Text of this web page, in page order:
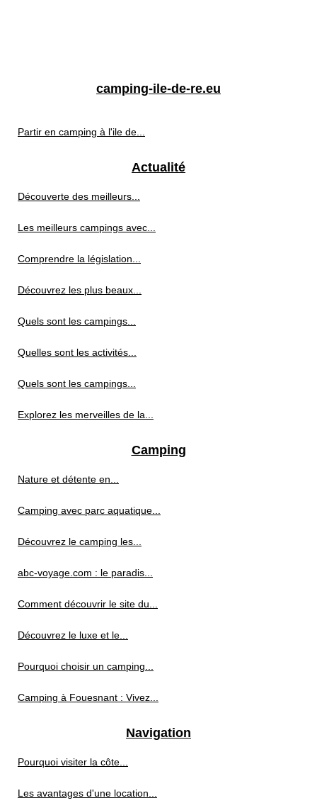
camping-ile-de-re.eu
Partir en camping à l'ile de...
Actualité
Découverte des meilleurs...
Les meilleurs campings avec...
Comprendre la législation...
Découvrez les plus beaux...
Quels sont les campings...
Quelles sont les activités...
Quels sont les campings...
Explorez les merveilles de la...
Camping
Nature et détente en...
Camping avec parc aquatique...
Découvrez le camping les...
abc-voyage.com : le paradis...
Comment découvrir le site du...
Découvrez le luxe et le...
Pourquoi choisir un camping...
Camping à Fouesnant : Vivez...
Navigation
Pourquoi visiter la côte...
Les avantages d'une location...